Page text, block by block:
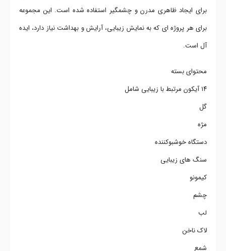
برای ایجاد ظاهری مدرن و چشمگیر استفاده شده است. این مجموعه
برای هر پروژه ای که به نمایش زیبایی، آرایش و بهداشت نیاز دارد، ایده
آل است.
محتوای بسته
۱۴ آیکون مرتبط با زیبایی شامل
گل
مژه
دستگاه خوشبوکننده
سنگ های زیبایی
کیمونو
چشم
لب
لاک ناخن
شمع